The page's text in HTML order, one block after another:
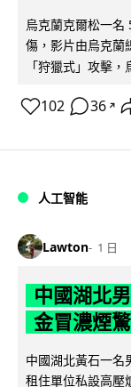
烏克蘭克爾松一名
傷，影片由烏克蘭
「狩獵式」攻擊，
102 36 ↗
人工智能
Lawton 1 日
中國湖北
金冒濃煙
中國湖北黃石一名
租住單位私設高壓